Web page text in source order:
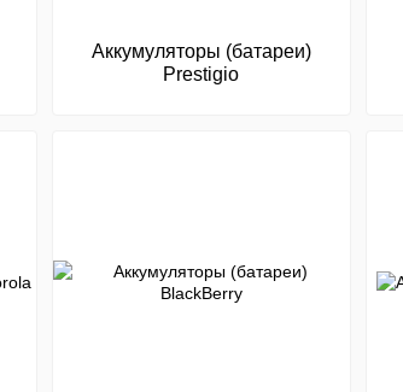
Аккумуляторы (батареи)
Prestigio